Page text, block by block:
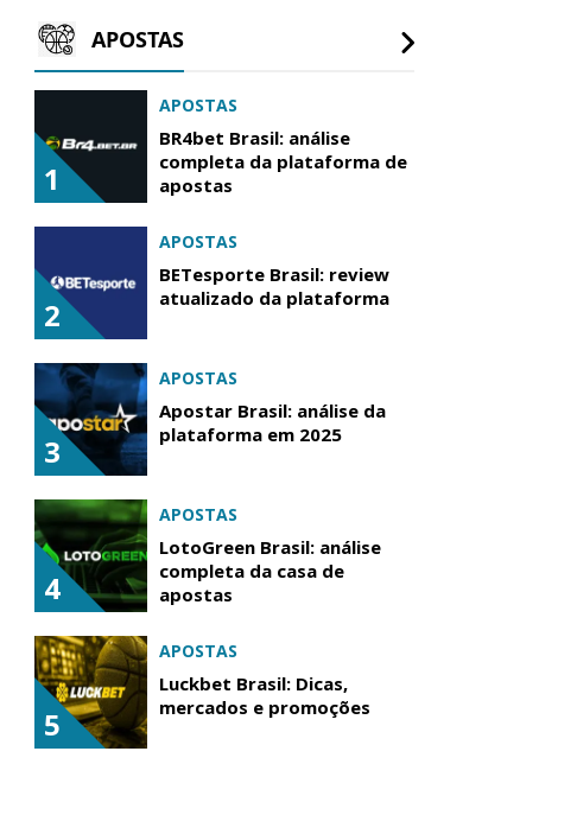
APOSTAS
1
APOSTAS
BR4bet Brasil: análise
completa da plataforma de
apostas
2
APOSTAS
BETesporte Brasil: review
atualizado da plataforma
3
APOSTAS
Apostar Brasil: análise da
plataforma em 2025
4
APOSTAS
LotoGreen Brasil: análise
completa da casa de
apostas
5
APOSTAS
Luckbet Brasil: Dicas,
mercados e promoções